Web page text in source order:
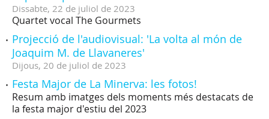
Dissabte, 22 de juliol de 2023
Quartet vocal The Gourmets
Projecció de l'audiovisual: 'La volta al món de
Joaquim M. de Llavaneres'
Dijous, 20 de juliol de 2023
Festa Major de La Minerva: les fotos!
Resum amb imatges dels moments més destacats de
la festa major d'estiu del 2023